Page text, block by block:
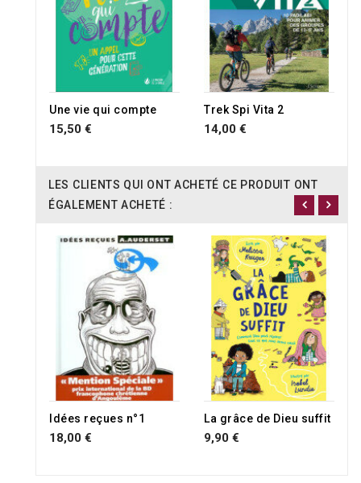
Une vie qui compte
15,50 €
Trek Spi Vita 2
14,00 €
LES CLIENTS QUI ONT ACHETÉ CE PRODUIT ONT
ÉGALEMENT ACHETÉ :
Idées reçues n°1
18,00 €
La grâce de Dieu suffit
9,90 €